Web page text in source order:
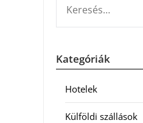
Kategóriák
Hotelek
Külföldi szállások